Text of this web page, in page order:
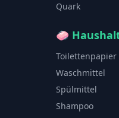
Quark
🧼
Toilettenpapier
Waschmittel
Spülmittel
Shampoo